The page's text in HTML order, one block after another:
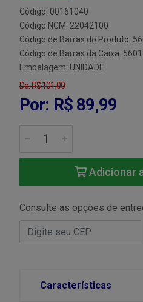
Código: 00161040
Código NCM: 22042100
Código de Barras do Produto:
Código de Barras da Caixa:
Embalagem: UNIDADE
De: R$ 101,00
Por: R$ 89,99
Adicionar
Consulte as opções de
Características